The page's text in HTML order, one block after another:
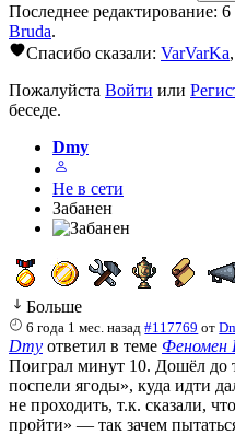
Последнее редактирование: 6
Bruda.
Спасибо сказали: VarVarKa,
Пожалуйста Войти или
беседе.
Dmy
Не в сети
Забанен
Больше
6 года 1 мес. назад #117769 от
Dmy ответил в теме Феномен
Поиграл минут 10. Дошёл до
поспели ягоды», куда идти
не проходить, т.к. сказали,
пройти» — так зачем